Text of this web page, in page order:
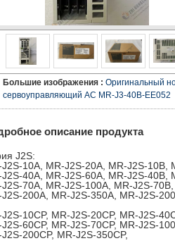
Большие изображения : Оригинальный
сервоуправляющий AC MR-J3-40B-EE052
описание продукта
J2S:
J2S-10A, MR-J2S-20A, MR-J2S-10B,
J2S-40A, MR-J2S-60A, MR-J2S-40B,
J2S-70A, MR-J2S-100A, MR-J2S-
J2S-200A, MR-J2S-350A, MR-J2S-
J2S-10CP, MR-J2S-20CP, MR-J2S-
J2S-60CP, MR-J2S-70CP, MR-J2S-
200CP, MR-J2S-350CP,